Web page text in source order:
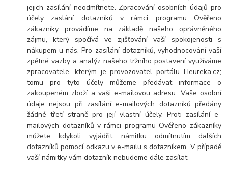
jejich zasílání neodmítnete. Zpracování osobních údajů pro
účely zaslání dotazníků v rámci programu Ověřeno
zákazníky provádíme na základě našeho oprávněného
zájmu, který spočívá ve zjišťování vaší spokojenosti s
nákupem u nás. Pro zasílání dotazníků, vyhodnocování vaší
zpětné vazby a analýz našeho tržního postavení využíváme
zpracovatele, kterým je provozovatel portálu Heureka.cz;
tomu pro tyto účely můžeme předávat informace o
zakoupeném zboží a vaši e-mailovou adresu. Vaše osobní
údaje nejsou při zasílání e-mailových dotazníků předány
žádné třetí straně pro její vlastní účely. Proti zasílání e-
mailových dotazníků v rámci programu Ověřeno zákazníky
můžete kdykoli vyjádřit námitku odmítnutím dalších
dotazníků pomocí odkazu v e-mailu s dotazníkem. V případě
vaší námitky vám dotazník nebudeme dále zasílat.